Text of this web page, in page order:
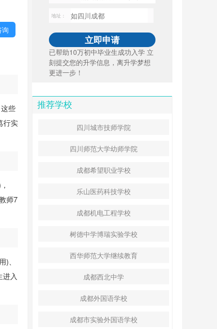
些
行实
师7
、
入
地址：
已帮助10万初中毕业生成功入学 立
刻提交您的升学信息，离升学梦想
更进一步！
推荐学校
四川城市技师学院
四川师范大学幼师学院
成都希望职业学校
乐山医药科技学校
成都机电工程学校
树德中学博瑞实验学校
西华师范大学继续教育
成都西北中学
成都外国语学校
成都市实验外国语学校